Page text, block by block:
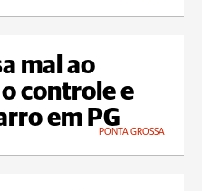
mal ao
controle e
em PG
PONTA GROSSA